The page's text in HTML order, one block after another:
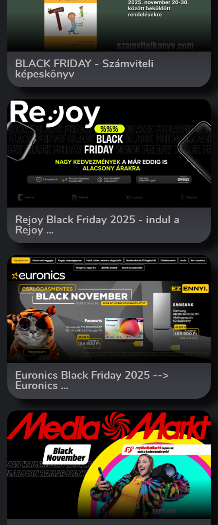
BLACK FRIDAY - Számviteli
képeskönyv
Rejoy Black Friday 2025 - indul a
Rejoy ...
Euronics Black Friday 2025 -->
Euronics ...